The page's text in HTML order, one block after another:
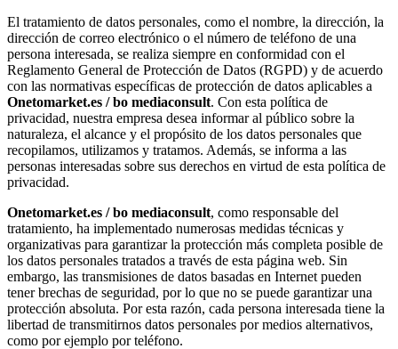
El tratamiento de datos personales, como el nombre, la dirección, la
dirección de correo electrónico o el número de teléfono de una
persona interesada, se realiza siempre en conformidad con el
Reglamento General de Protección de Datos (RGPD) y de acuerdo
con las normativas específicas de protección de datos aplicables a
Onetomarket.es / bo mediaconsult. Con esta política de
privacidad, nuestra empresa desea informar al público sobre la
naturaleza, el alcance y el propósito de los datos personales que
recopilamos, utilizamos y tratamos. Además, se informa a las
personas interesadas sobre sus derechos en virtud de esta política de
privacidad.
Onetomarket.es / bo mediaconsult, como responsable del
tratamiento, ha implementado numerosas medidas técnicas y
organizativas para garantizar la protección más completa posible de
los datos personales tratados a través de esta página web. Sin
embargo, las transmisiones de datos basadas en Internet pueden
tener brechas de seguridad, por lo que no se puede garantizar una
protección absoluta. Por esta razón, cada persona interesada tiene la
libertad de transmitirnos datos personales por medios alternativos,
como por ejemplo por teléfono.